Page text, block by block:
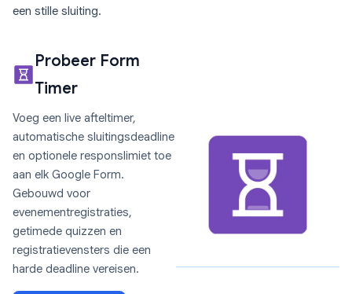
een stille sluiting.
Probeer Form
Timer
Voeg een live afteltimer,
automatische sluitingsdeadline
en optionele responslimiet toe
aan elk Google Form.
Gebouwd voor
evenementregistraties,
getimede quizzen en
registratievensters die een
harde deadline vereisen.